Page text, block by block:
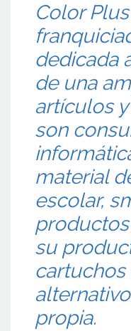
Color
dedicada
de una
artículos
son
material
escolar,
su
propia.